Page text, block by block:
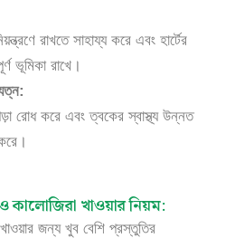
রাখতে সাহায্য করে এবং হার্টের
ভূমিকা রাখে।
রোধ করে এবং ত্বকের স্বাস্থ্য উন্নত
কালোজিরা খাওয়ার নিয়ম:
জন্য খুব বেশি প্রস্তুতির